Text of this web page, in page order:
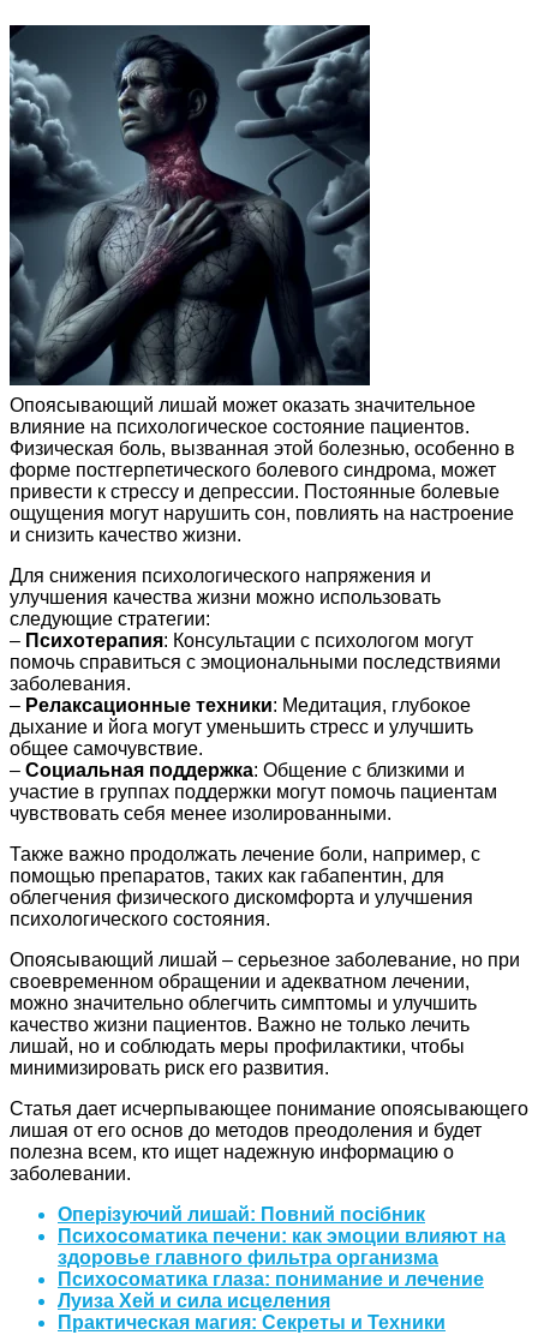
Опоясывающий лишай может оказать значительное
влияние на психологическое состояние пациентов.
Физическая боль, вызванная этой болезнью, особенно в
форме постгерпетического болевого синдрома, может
привести к стрессу и депрессии. Постоянные болевые
ощущения могут нарушить сон, повлиять на настроение
и снизить качество жизни.
Для снижения психологического напряжения и
улучшения качества жизни можно использовать
следующие стратегии:
– Психотерапия: Консультации с психологом могут
помочь справиться с эмоциональными последствиями
заболевания.
– Релаксационные техники: Медитация, глубокое
дыхание и йога могут уменьшить стресс и улучшить
общее самочувствие.
– Социальная поддержка: Общение с близкими и
участие в группах поддержки могут помочь пациентам
чувствовать себя менее изолированными.
Также важно продолжать лечение боли, например, с
помощью препаратов, таких как габапентин, для
облегчения физического дискомфорта и улучшения
психологического состояния.
Опоясывающий лишай – серьезное заболевание, но при
своевременном обращении и адекватном лечении,
можно значительно облегчить симптомы и улучшить
качество жизни пациентов. Важно не только лечить
лишай, но и соблюдать меры профилактики, чтобы
минимизировать риск его развития.
Статья дает исчерпывающее понимание опоясывающего
лишая от его основ до методов преодоления и будет
полезна всем, кто ищет надежную информацию о
заболевании.
Оперізуючий лишай: Повний посібник
Психосоматика печени: как эмоции влияют на
здоровье главного фильтра организма
Психосоматика глаза: понимание и лечение
Луиза Хей и сила исцеления
Практическая магия: Секреты и Техники